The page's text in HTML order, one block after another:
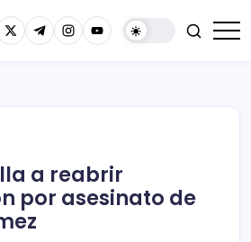
a reabrir
por asesinato de